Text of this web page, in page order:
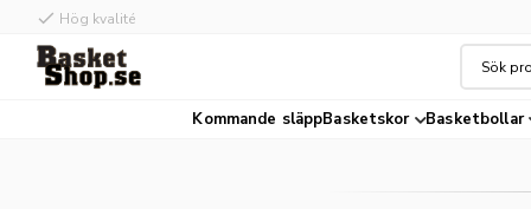
check Hög kvalité
Kommande släppBasketskor Basketbollar